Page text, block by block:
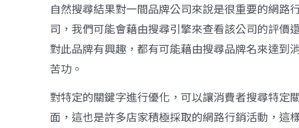
自然搜尋結果對一間品牌公司來說是很重要的網路
司，我們可能會藉由搜尋引擎來查看該公司的評價
對此品牌有興趣，都有可能藉由搜尋品牌名來達到
苦功。
對特定的關鍵字進行優化，可以讓消費者搜尋特定
面，這也是許多店家積極採取的網路行銷活動，這